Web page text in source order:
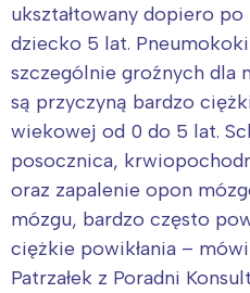
ukształtowany dopiero
dziecko 5 lat.
szczególnie groźnych dla
są przyczyną bardzo
wiekowej od 0 do 5 lat.
posocznica,
oraz zapalenie opon
mózgu, bardzo często
ciężkie powikłania –
Patrzałek z Poradni
Interesują
tego